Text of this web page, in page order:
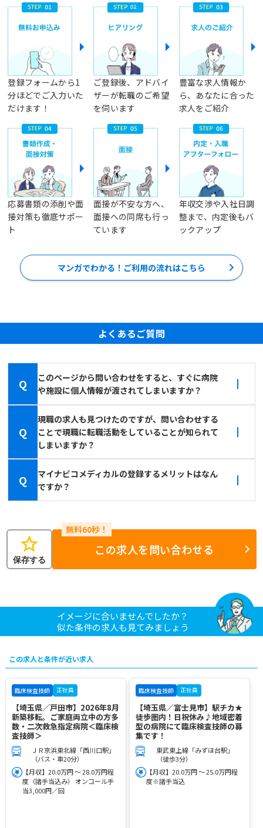
登録フォームから1
分ほどでご入力いた
だけます！
ご登録後、アドバイ
ザーが転職のご希望
を伺います
豊富な求人情報か
ら、あなたに合った
求人をご紹介
応募書類の添削や面
接対策も徹底サポー
ト
面接が不安な方へ、
面接への同席も行っ
ています
年収交渉や入社日調
整まで、内定後もバ
ックアップ
マンガでわかる！ご利用の流れはこちら
よくあるご質問
Q
このページから問い合わせをすると、すぐに病院
や施設に個人情報が渡されてしまいますか？
Q
現職の求人も見つけたのですが、問い合わせする
ことで現職に転職活動をしていることが知られて
しまいますか？
Q
マイナビコメディカルの登録するメリットはなん
ですか？
star
保存する
この求人を問い合わせる
イメージに合いませんでしたか？
似た条件の求人も見てみましょう
この求人と条件が近い求人
臨床検査技師 正社員
【埼玉県／戸田市】2026年8月
新築移転。ご家庭両立中の方多
数・二次救急指定病院＜臨床検
査技師＞
ＪＲ京浜東北線「西川口駅」
（バス・車20分）
【月収】20.0万円 ～ 28.0万円程
度（諸手当込み） オンコール手
当3,000円／回
臨床検査技師 正社員
【埼玉県／富士見市】駅チカ★
徒歩圏内！日祝休み♪地域密着
型の病院にて臨床検査技師の募
集です！
東武東上線「みずほ台駅」
（徒歩3分）
【月収】20.0万円 ～ 25.0万円程
度※諸手当込